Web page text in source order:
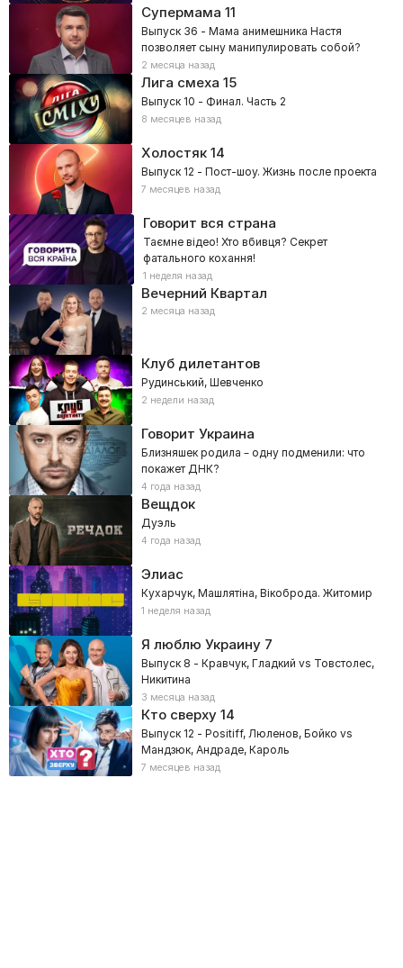
Супермама 11
Выпуск 36 - Мама анимешника Настя
позволяет сыну манипулировать собой?
2 месяца назад
Лига смеха 15
Выпуск 10 - Финал. Часть 2
8 месяцев назад
Холостяк14
Выпуск 12 - Пост-шоу. Жизнь после проекта
7 месяцев назад
Говорит вся страна
Таємне відео! Хто вбивця? Секрет
фатального кохання!
1 неделя назад
Вечерний Квартал
2 месяца назад
Клуб дилетантов
Рудинський, Шевченко
2 недели назад
Говорит Украина
Близняшек родила – одну подменили: что
покажет ДНК?
4 года назад
Вещдок
Дуэль
4 года назад
Элиас
Кухарчук, Машлятіна, Вікоброда. Житомир
1 неделя назад
Я люблю Украину7
Выпуск 8 - Кравчук, Гладкий vs Товстолес,
Никитина
3 месяца назад
Кто сверху14
Выпуск 12 - Positiff, Люленов, Бойко vs
Мандзюк, Андраде, Кароль
7 месяцев назад